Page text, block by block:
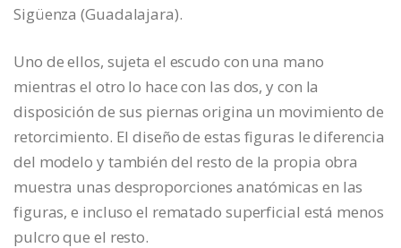
Sigüenza (Guadalajara).
Uno de ellos, sujeta el escudo con una mano
mientras el otro lo hace con las dos, y con la
disposición de sus piernas origina un movimiento de
retorcimiento. El diseño de estas figuras le diferencia
del modelo y también del resto de la propia obra
muestra unas desproporciones anatómicas en las
figuras, e incluso el rematado superficial está menos
pulcro que el resto.